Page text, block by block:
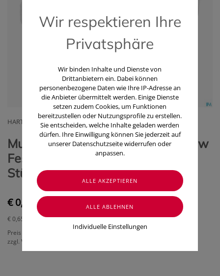
HARTMANN PAUL GMBH
Mullbinden Peha-soft Zellw/baumw
Festkantig 20fadig 4mx 6cm 1
Stück
€ 0,65
€ 0,65
/ Stück
Preis inkl. MwSt.
zzgl. Versandkosten
Wir respektieren Ihre
Privatsphäre
Wir binden Inhalte und Dienste von
Drittanbietern ein. Dabei können
personenbezogene Daten wie Ihre IP-Adresse an
die Anbieter übermittelt werden. Einige Dienste
setzen zudem Cookies, um Funktionen
bereitzustellen oder Nutzungsprofile zu erstellen.
Sie entscheiden, welche Inhalte geladen werden
dürfen. Ihre Einwilligung können Sie jederzeit auf
unserer Datenschutzseite widerrufen oder
anpassen.
Individuelle Einstellungen